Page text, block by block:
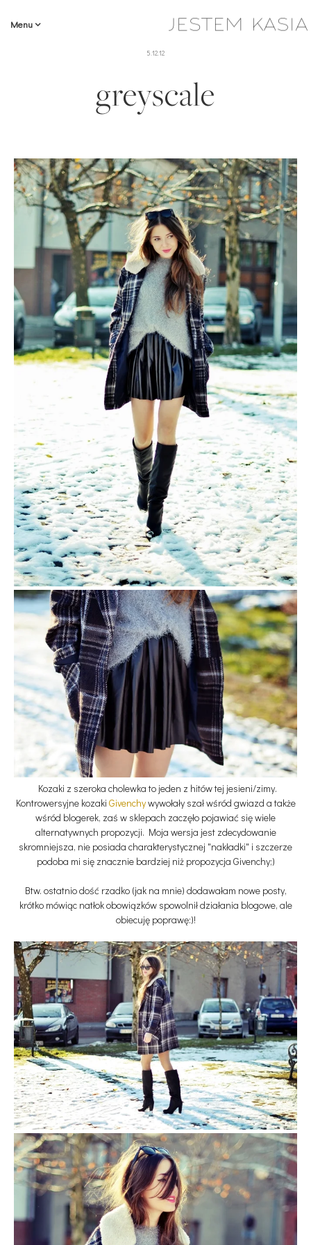
Menu
5.12.12
greyscale
Kozaki z szeroka cholewka to jeden z hitów tej jesieni/zimy.
Kontrowersyjne kozaki Givenchywywołały szał wśród gwiazd a także
wśród blogerek, zaś w sklepach zaczęło pojawiać się wiele
alternatywnych propozycji. Moja wersja jest zdecydowanie
skromniejsza, nie posiada charakterystycznej "nakładki" i szczerze
podoba mi się znacznie bardziej niż propozycja Givenchy;)
Btw. ostatnio dość rzadko (jak na mnie) dodawałam nowe posty,
krótko mówiąc natłok obowiązków spowolnił działania blogowe, ale
obiecuję poprawę:)!